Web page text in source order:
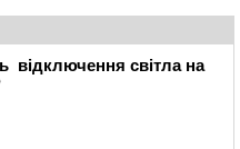
відключення світла на